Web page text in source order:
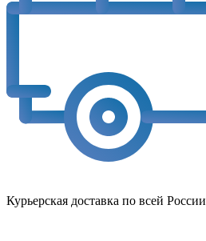
Курьерская доставка по всей России